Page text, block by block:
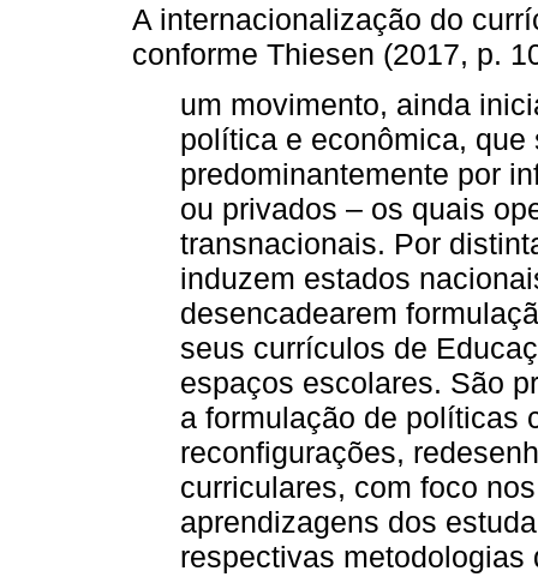
A internacionalização do
conforme Thiesen (2017, p.
um movimento, ainda
política e econômica,
predominantemente por
ou privados – os quais
transnacionais. Por
induzem estados
desencadearem
seus currículos de
espaços escolares. São
a formulação de políticas
reconfigurações,
curriculares, com foco
aprendizagens dos
respectivas metodologias